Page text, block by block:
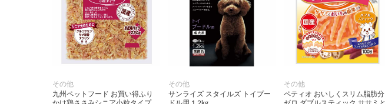
その他
九州ペットフード お買い得ふり
その他
サンライズ スタイルズ トイプー
その他
ペティオ おいしくスリム脂肪分